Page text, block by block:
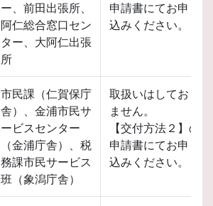
ー、前田出張所、
阿仁総合窓口セン
ター、大阿仁出張
所
申請書にてお申し
込みください。
市民課（仁賀保庁
舎）、金浦市民サ
ービスセンター
（金浦庁舎）、税
務課市民サービス
班（象潟庁舎）
取扱いはしており
ません。
【交付方法２】の
申請書にてお申し
込みください。